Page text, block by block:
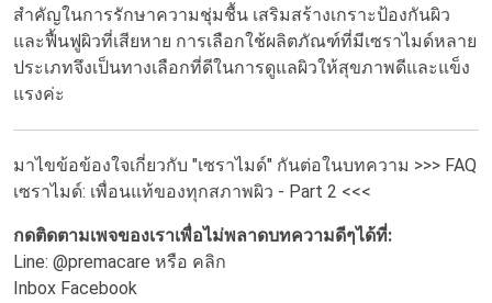
สำคัญในการรักษาความชุ่มชื้น เสริมสร้างเกราะป้องกันผิว
และฟื้นฟูผิวที่เสียหาย การเลือกใช้ผลิตภัณฑ์ที่มีเซราไมด์หลาย
ประเภทจึงเป็นทางเลือกที่ดีในการดูแลผิวให้สุขภาพดีและแข็ง
แรงค่ะ
มาไขข้อข้องใจเกี่ยวกับ "เซราไมด์" กันต่อในบทความ >>> FAQ
เซราไมด์: เพื่อนแท้ของทุกสภาพผิว - Part 2 <<<
กดติดตามเพจของเราเพื่อไม่พลาดบทความดีๆได้ที่:
Line: @premacare หรือ คลิก
Inbox Facebook